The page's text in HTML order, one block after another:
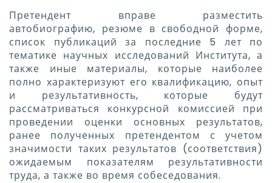
Претендент вправе разместить
автобиографию, резюме в свободной форме,
список публикаций за последние 5 лет по
тематике научных исследований Института, а
также иные материалы, которые наиболее
полно характеризуют его квалификацию, опыт
и результативность, которые будут
рассматриваться конкурсной комиссией при
проведении оценки основных результатов,
ранее полученных претендентом с учетом
значимости таких результатов (соответствия)
ожидаемым показателям результативности
труда, а также во время собеседования.